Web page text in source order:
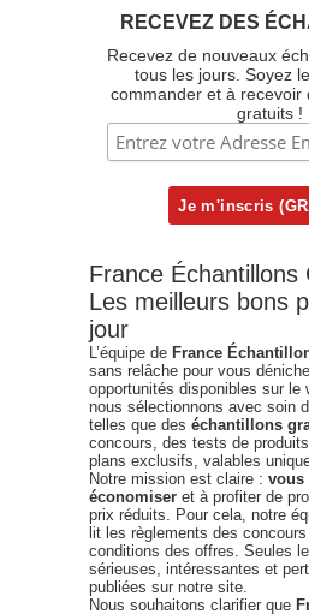
RECEVEZ DES
Recevez de nouveaux
tous les jours. Soyez
commander et à recevoir
gratuits !
France Échantillons
Les meilleurs bons
jour
L’équipe de France
sans relâche pour vous
opportunités disponibles sur le
nous sélectionnons avec soin
telles que des échantillons
concours, des tests de
plans exclusifs, valables
Notre mission est claire : vous
économiser et à profiter de
prix réduits. Pour cela, notre
lit les règlements des
conditions des offres. Seules
sérieuses, intéressantes et
publiées sur notre site.
Nous souhaitons clarifier que